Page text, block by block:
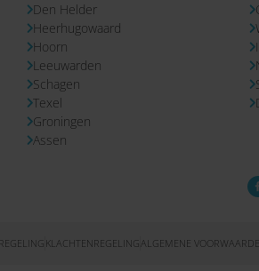
Den Helder
Heerhugowaard
Hoorn
Leeuwarden
Schagen
Texel
Groningen
Assen
KLACHTENREGELINGALGEMENE